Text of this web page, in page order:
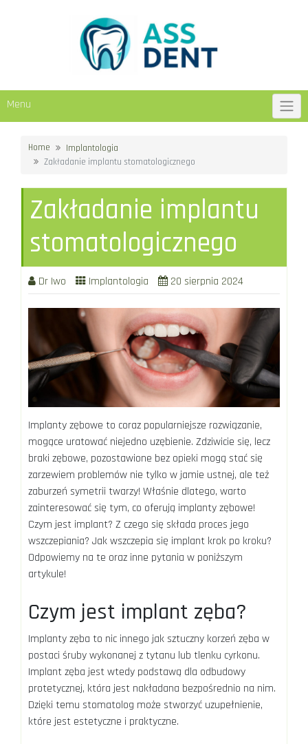
Menu
Home
Implantologia
Zakładanie implantu stomatologicznego
Zakładanie implantu
stomatologicznego
Dr Iwo Implantologia 20 sierpnia 2024
Implanty zębowe to coraz popularniejsze rozwiązanie,
mogące uratować niejedno uzębienie. Zdziwicie się, lecz
braki zębowe, pozostawione bez opieki mogą stać się
zarzewiem problemów nie tylko w jamie ustnej, ale też
zaburzeń symetrii twarzy! Właśnie dlatego, warto
zainteresować się tym, co oferują implanty zębowe!
Czym jest implant? Z czego się składa proces jego
wszczepiania? Jak wszczepia się implant krok po kroku?
Odpowiemy na te oraz inne pytania w poniższym
artykule!
Czym jest implant zęba?
Implanty zęba to nic innego jak sztuczny korzeń zęba w
postaci śruby wykonanej z tytanu lub tlenku cyrkonu.
Implant zęba jest wtedy podstawą dla odbudowy
protetycznej, która jest nakładana bezpośrednio na nim.
Dzięki temu stomatolog może stworzyć uzupełnienie,
które jest estetyczne i praktyczne.